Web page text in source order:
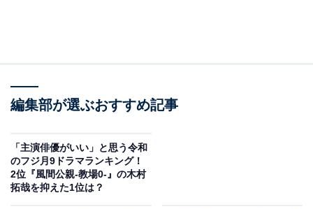
マで、主演は森七菜さんと間宮祥太朗さんが担当。とも
に月9は初主演となり、その他にも神尾楓珠さん、吉川
愛さん、萩原利久さん、白濱亜嵐さん、仁村紗和さん、
編集部が選ぶおすすめ記事
「主演俳優がいい」と思う令和
のフジ月9ドラマランキング！
2位『風間公親-教場0-』の木村
拓哉を抑えた1位は？